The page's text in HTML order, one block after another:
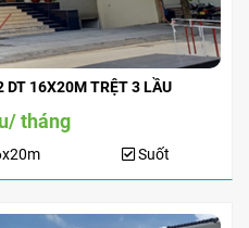
DT 16X20M TRỆT 3 LẦU
tháng
Suốt